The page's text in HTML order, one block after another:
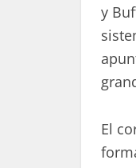
y
El